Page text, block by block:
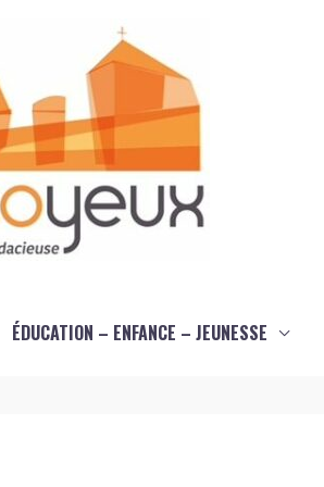
ÉDUCATION – ENFANCE – JEUNESSE